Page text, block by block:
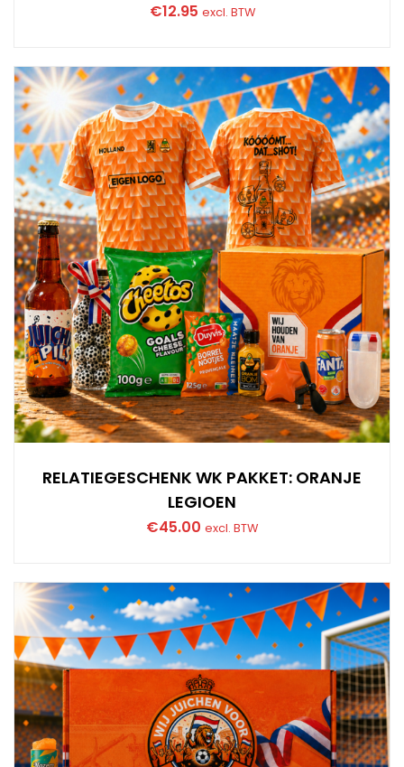
€12.95 excl. BTW
RELATIEGESCHENK WK PAKKET: ORANJE
LEGIOEN
€45.00 excl. BTW